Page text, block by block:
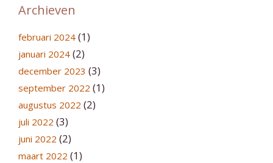
Archieven
februari 2024 (1)
januari 2024 (2)
december 2023 (3)
september 2022 (1)
augustus 2022 (2)
juli 2022 (3)
juni 2022 (2)
maart 2022 (1)